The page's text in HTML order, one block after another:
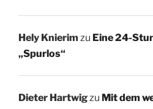
Hely Knierim zu Eine 24-
„Spurlos“
Dieter Hartwig zu Mit dem